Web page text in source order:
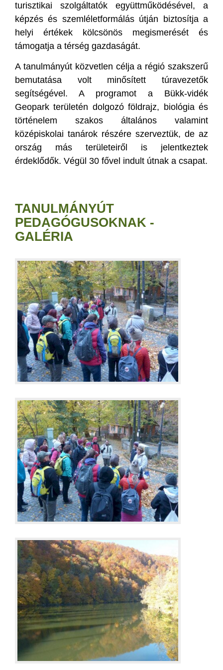
turisztikai szolgáltatók együttműködésével, a
képzés és szemléletformálás útján biztosítja a
helyi értékek kölcsönös megismerését és
támogatja a térség gazdaságát.
A tanulmányút közvetlen célja a régió szakszerű
bemutatása volt minősített túravezetők
segítségével. A programot a Bükk-vidék
Geopark területén dolgozó földrajz, biológia és
történelem szakos általános valamint
középiskolai tanárok részére szerveztük, de az
ország más területeiről is jelentkeztek
érdeklődők. Végül 30 fővel indult útnak a csapat.
TANULMÁNYÚT
PEDAGÓGUSOKNAK -
GALÉRIA